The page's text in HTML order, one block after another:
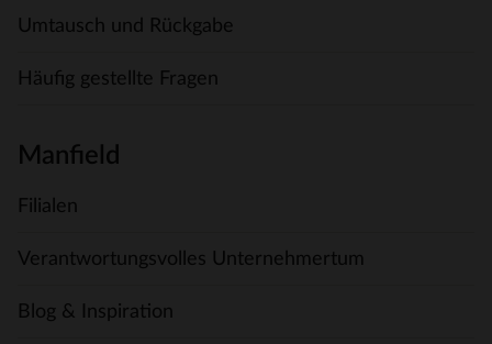
Umtausch und Rückgabe
Häufig gestellte Fragen
Manfield
Filialen
Verantwortungsvolles Unternehmertum
Blog & Inspiration